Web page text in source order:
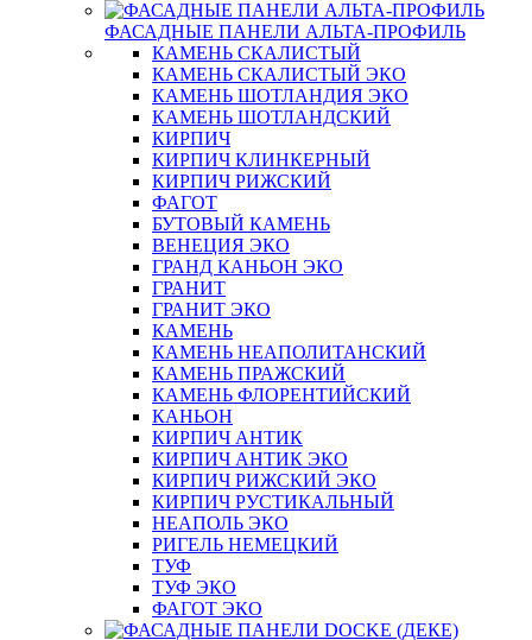
ФАСАДНЫЕ ПАНЕЛИ АЛЬТА-ПРОФИЛЬ
КАМЕНЬ СКАЛИСТЫЙ
КАМЕНЬ СКАЛИСТЫЙ ЭКО
КАМЕНЬ ШОТЛАНДИЯ ЭКО
КАМЕНЬ ШОТЛАНДСКИЙ
КИРПИЧ
КИРПИЧ КЛИНКЕРНЫЙ
КИРПИЧ РИЖСКИЙ
ФАГОТ
БУТОВЫЙ КАМЕНЬ
ВЕНЕЦИЯ ЭКО
ГРАНД КАНЬОН ЭКО
ГРАНИТ
ГРАНИТ ЭКО
КАМЕНЬ
КАМЕНЬ НЕАПОЛИТАНСКИЙ
КАМЕНЬ ПРАЖСКИЙ
КАМЕНЬ ФЛОРЕНТИЙСКИЙ
КАНЬОН
КИРПИЧ АНТИК
КИРПИЧ АНТИК ЭКО
КИРПИЧ РИЖСКИЙ ЭКО
КИРПИЧ РУСТИКАЛЬНЫЙ
НЕАПОЛЬ ЭКО
РИГЕЛЬ НЕМЕЦКИЙ
ТУФ
ТУФ ЭКО
ФАГОТ ЭКО